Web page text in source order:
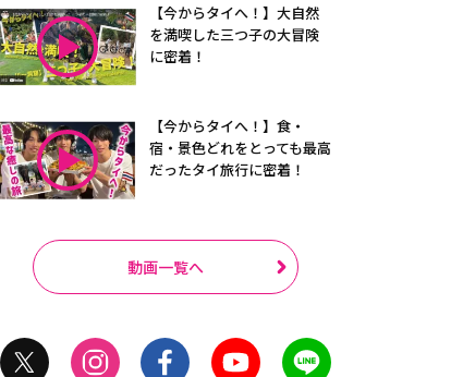
【今からタイへ！】大自然
を満喫した三つ子の大冒険
に密着！
【今からタイへ！】食・
宿・景色どれをとっても最高
だったタイ旅行に密着！
動画一覧へ